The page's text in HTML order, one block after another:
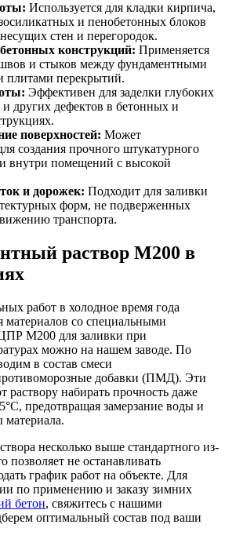
Используется для кладки кирпича,
и пенобетонных блоков
стен и перегородок.
конструкций: Применяется
и стыков между фундаментными
перекрытий.
Эффективен для заделки глубоких
других дефектов в бетонных и
поверхностей: Может
создания прочного штукатурного
внутри помещений с высокой
и дорожек: Подходит для заливки
форм, не подверженных
транспорта.
раствор М200 в
работ в холодное время года
материалов со специальными
М200 для заливки при
можно на нашем заводе. По
в состав смеси
добавки (ПМД). Эти
раствору набирать прочность даже
предотвращая замерзание воды и
материала.
несколько выше стандартного из-
позволяет не останавливать
график работ на объекте. Для
по применению и заказу зимних
бетон, свяжитесь с нашими
оптимальный состав под ваши